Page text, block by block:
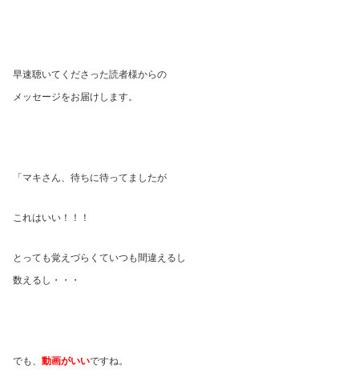
早速聴いてくださった読者様からの
メッセージをお届けします。
「マキさん、待ちに待ってましたが
これはいい！！！
とっても覚えづらくていつも間違えるし
数えるし・・・
でも、 動画がいいですね。